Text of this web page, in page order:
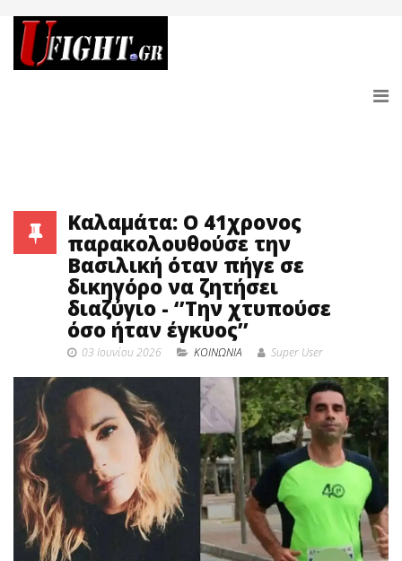
Καλαμάτα: Ο 41χρονος
παρακολουθούσε την
Βασιλική όταν πήγε σε
δικηγόρο να ζητήσει
διαζύγιο - ‘’Την χτυπούσε
όσο ήταν έγκυος’’
03 Ιουνίου 2026 ΚΟΙΝΩΝΙΑ Super User